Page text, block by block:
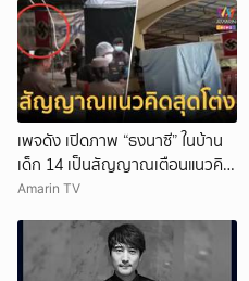
เพจดัง เปิดภาพ “ธงนาซี” ในบ้าน
เด็ก 14 เป็นสัญญาณเตือนแนวคิด
สุดโต่ง
Amarin TV